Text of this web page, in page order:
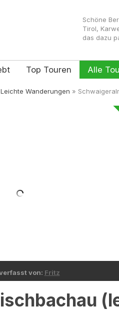
Schöne
Tirol,
das dazu
Top Touren Alle
Leichte Wanderungen »
von: Fritz